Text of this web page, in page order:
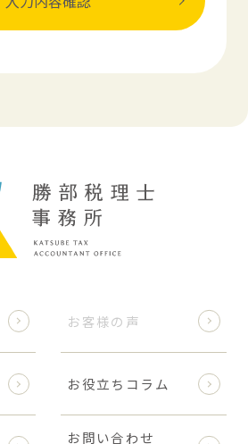
お客様の声
お役立ちコラム
お問い合わせ